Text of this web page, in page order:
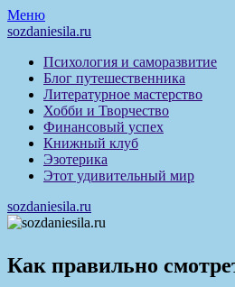
Перейти
к
Меню
sozdaniesila.ru
Психология и саморазвитие
Блог путешественника
Литературное мастерство
Хобби и Творчество
Финансовый успех
Книжный клуб
Эзотерика
Этот удивительный мир
sozdaniesila.ru
Как правильно